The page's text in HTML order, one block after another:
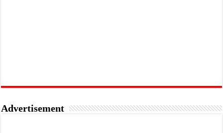
Advertisement